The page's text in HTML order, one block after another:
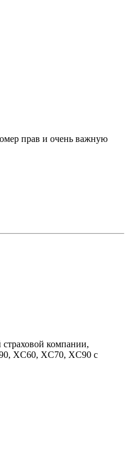
прав и очень важную
компании,
XC60, XC70, XC90 с